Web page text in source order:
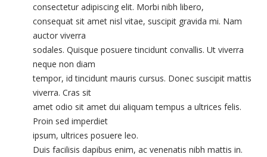
consectetur adipiscing elit. Morbi nibh libero,
consequat sit amet nisl vitae, suscipit gravida mi. Nam
auctor viverra
sodales. Quisque posuere tincidunt convallis. Ut viverra
neque non diam
tempor, id tincidunt mauris cursus. Donec suscipit mattis
viverra. Cras sit
amet odio sit amet dui aliquam tempus a ultrices felis.
Proin sed imperdiet
ipsum, ultrices posuere leo.
Duis facilisis dapibus enim, ac venenatis nibh mattis in.